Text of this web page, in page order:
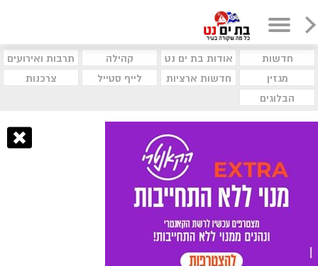
חדשות אודות בת ים נט קהילה
תרבות ואירועים
מגזין
חדשות ארציות לייף סטייל
צרכנות
הבלוגים